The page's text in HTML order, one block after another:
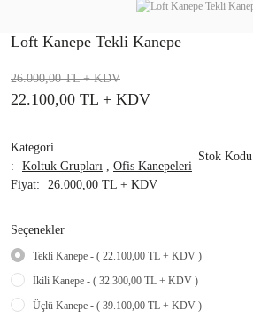
Loft Kanepe Tekli Kanepe
22.100,00 TL + KDV
26.000,00 TL+ KDV
Kategori
Koltuk Grupları
Ofis Kanepeleri
Stok Kodu
Fiyat 26.000,00 TL + KDV
Seçenekler
Tekli Kanepe - ( 22.100,00 TL + KDV )
İkili Kanepe - ( 32.300,00 TL + KDV )
Üçlü Kanepe - ( 39.100,00 TL + KDV )